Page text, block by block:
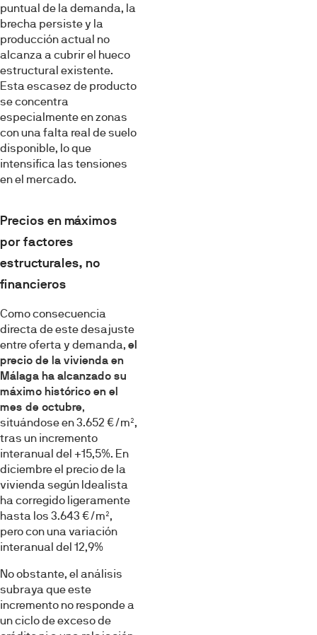
puntual de la demanda, la
brecha persiste y la
producción actual no
alcanza a cubrir el hueco
estructural existente.
Esta escasez de producto
se concentra
especialmente en zonas
con una falta real de suelo
disponible, lo que
intensifica las tensiones
en el mercado.
Precios en máximos
por factores
estructurales, no
financieros
Como consecuencia
directa de este desajuste
entre oferta y demanda, el
precio de la vivienda en
Málaga ha alcanzado su
máximo histórico en el
mes de octubre,
situándose en 3.652 €/m²,
tras un incremento
interanual del +15,5%. En
diciembre el precio de la
vivienda según Idealista
ha corregido ligeramente
hasta los 3.643 €/m²,
pero con una variación
interanual del 12,9%
No obstante, el análisis
subraya que este
incremento no responde a
un ciclo de exceso de